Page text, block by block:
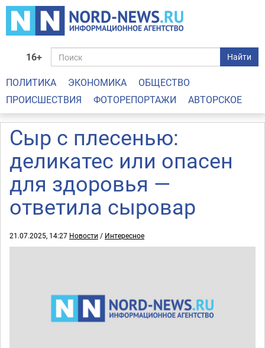
16+ Найти
ПОЛИТИКА ЭКОНОМИКА
ОБЩЕСТВО
ПРОИСШЕСТВИЯ
ФОТОРЕПОРТАЖИ АВТОРСКОЕ
Сыр с плесенью:
деликатес или опасен
для здоровья —
ответила сыровар
21.07.2025, 14:27 Новости / Интересное